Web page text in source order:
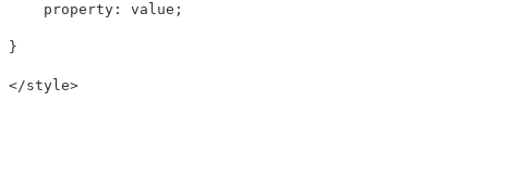
    property: value;
}